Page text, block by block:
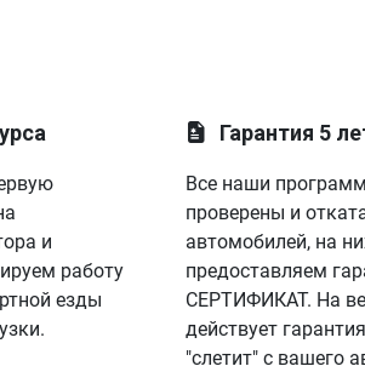
и
работу
езды
Гарантия 5
Все наши
проверены и
автомобилей, на
предоставляем
СЕРТИФИКАТ. На
действует
"слетит" с вашего